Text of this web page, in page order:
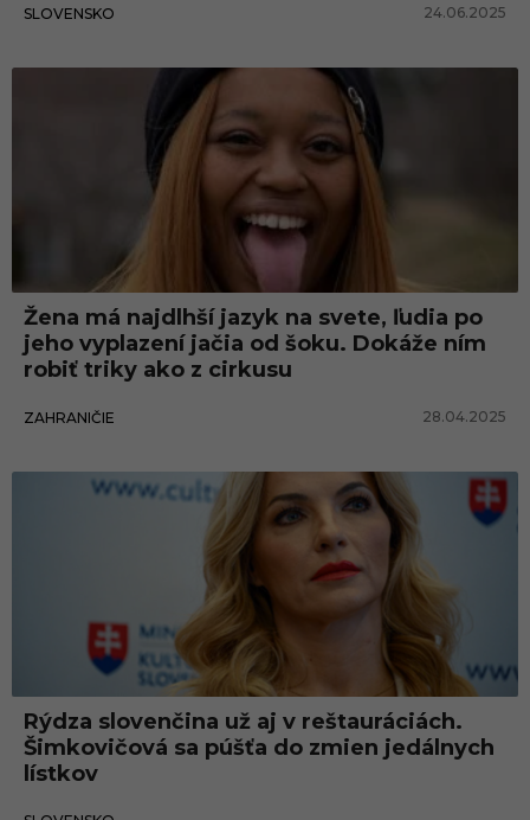
SLOVENSKO 24.06.2025
Žena má najdlhší jazyk na svete, ľudia po
jeho vyplazení jačia od šoku. Dokáže ním
robiť triky ako z cirkusu
ZAHRANIČIE 28.04.2025
Rýdza slovenčina už aj v reštauráciách.
Šimkovičová sa púšťa do zmien jedálnych
lístkov
Slovensko